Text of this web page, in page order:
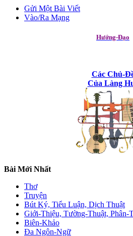
Gửi Một Bài Viết
Vào/Ra Mạng
Hướng-Đạo
Các Chủ-
Của Làng
Bài Mới Nhất
Thơ
Truyện
Bút Ký, Tiểu Luận, Dịch Thuật
Giới-Thiệu, Tường-Thuật, Phân-
Biên-Khảo
Đa Ngôn-Ngữ